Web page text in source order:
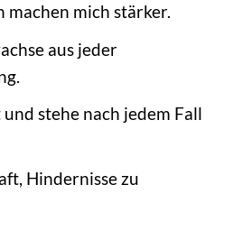
machen mich stärker.
aus jeder
stehe nach jedem Fall
Hindernisse zu